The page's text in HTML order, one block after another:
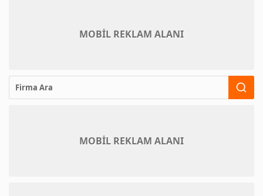
MOBİL REKLAM ALANI
MOBİL REKLAM ALANI